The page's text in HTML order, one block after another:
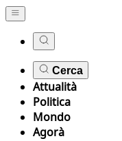
Cerca
Attualità
Politica
Mondo
Agorà